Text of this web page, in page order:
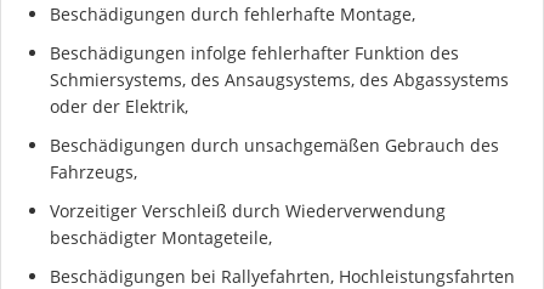
Beschädigungen durch fehlerhafte Montage,
Beschädigungen infolge fehlerhafter Funktion des
Schmiersystems, des Ansaugsystems, des Abgassystems
oder der Elektrik,
Beschädigungen durch unsachgemäßen Gebrauch des
Fahrzeugs,
Vorzeitiger Verschleiß durch Wiederverwendung
beschädigter Montageteile,
Beschädigungen bei Rallyefahrten, Hochleistungsfahrten